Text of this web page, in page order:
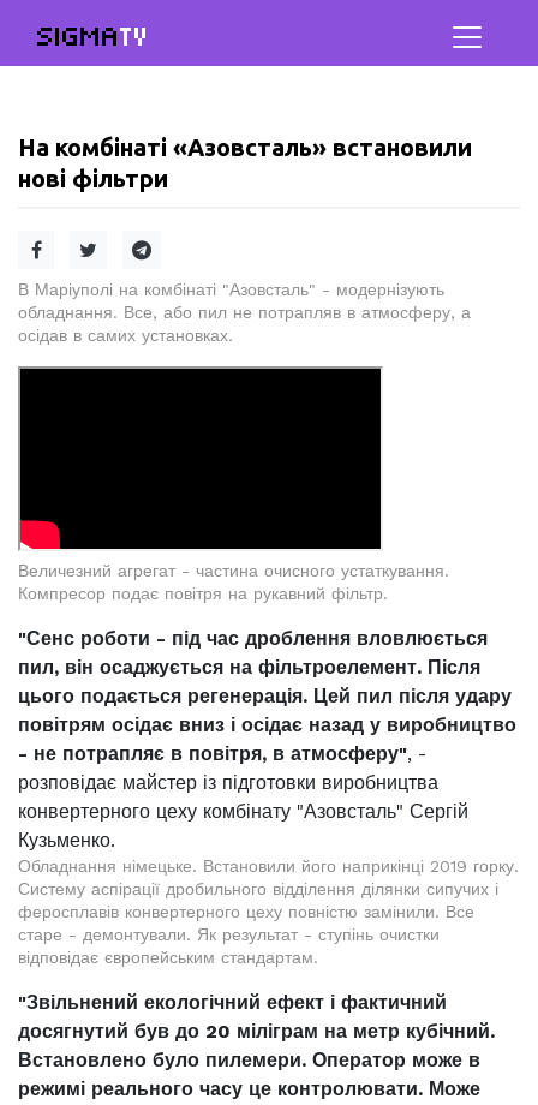
SIGMATV
На комбінаті «Азовсталь» встановили
нові фільтри
В Маріуполі на комбінаті "Азовсталь" - модернізують
обладнання. Все, або пил не потрапляв в атмосферу, а
осідав в самих установках.
Величезний агрегат - частина очисного устаткування.
Компресор подає повітря на рукавний фільтр.
"Сенс роботи - під час дроблення вловлюється
пил, він осаджується на фільтроелемент. Після
цього подається регенерація. Цей пил після удару
повітрям осідає вниз і осідає назад у виробництво
- не потрапляє в повітря, в атмосферу", -
розповідає майстер із підготовки виробництва
конвертерного цеху комбінату "Азовсталь" Сергій
Кузьменко.
Обладнання німецьке. Встановили його наприкінці 2019 горку.
Систему аспірації дробильного відділення ділянки сипучих і
феросплавів конвертерного цеху повністю замінили. Все
старе - демонтували. Як результат - ступінь очистки
відповідає європейським стандартам.
"Звільнений екологічний ефект і фактичний
досягнутий був до 20 міліграм на метр кубічний.
Встановлено було пилемери. Оператор може в
режимі реального часу це контролювати. Може